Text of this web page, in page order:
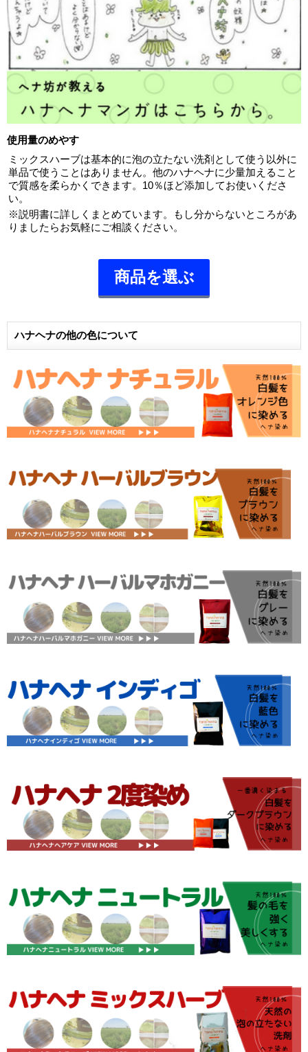
使用量のめやす
ミックスハーブは基本的に泡の立たない洗剤として使う以外に
単品で使うことはありません。他のハナヘナに少量加えること
で質感を柔らかくできます。10％ほど添加してお使いくださ
い。
※説明書に詳しくまとめています。もし分からないところがあ
りましたらお気軽にご相談ください。
商品を選ぶ
ハナヘナの他の色について